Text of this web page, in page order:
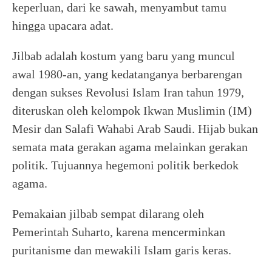
keperluan, dari ke sawah, menyambut tamu
hingga upacara adat.
Jilbab adalah kostum yang baru yang muncul
awal 1980-an, yang kedatanganya berbarengan
dengan sukses Revolusi Islam Iran tahun 1979,
diteruskan oleh kelompok Ikwan Muslimin (IM)
Mesir dan Salafi Wahabi Arab Saudi. Hijab bukan
semata mata gerakan agama melainkan gerakan
politik. Tujuannya hegemoni politik berkedok
agama.
Pemakaian jilbab sempat dilarang oleh
Pemerintah Suharto, karena mencerminkan
puritanisme dan mewakili Islam garis keras.